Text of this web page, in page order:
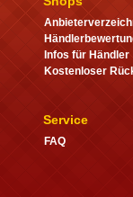
Infos für Händler
Kostenloser
Service
FAQ